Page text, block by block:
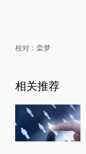
校对： 栾梦
相关推荐